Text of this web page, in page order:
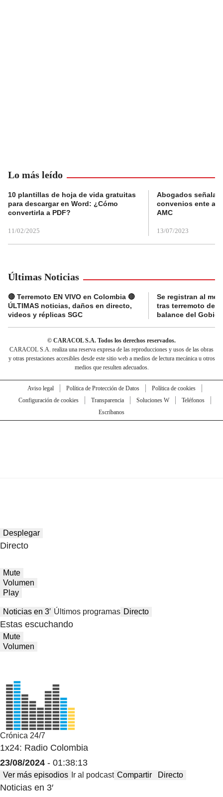
Lo más leído
10 plantillas de hoja de vida gratuitas
para descargar en Word: ¿Cómo
convertirla a PDF?
11/02/2025
Abogados
convenios ente
AMC
13/07/2023
Últimas Noticias
🔴 Terremoto EN VIVO en Colombia 🔴
ÚLTIMAS noticias, daños en directo,
videos y réplicas SGC
Se registran al
tras terremoto de
balance del
© CARACOL S.A. Todos los derechos reservados.
CARACOL S.A. realiza una reserva expresa de las reproducciones y usos de las obras
y otras prestaciones accesibles desde este sitio web a medios de lectura mecánica u otros
medios que resulten adecuados.
Aviso legal Política de Protección de Datos
Política de cookies
Configuración de cookies
Transparencia Soluciones W
Teléfonos
Escríbanos
Desplegar
Directo
Mute
Volumen
Play
Noticias en 3′ Últimos programas Directo
Estas escuchando
Mute
Volumen
Crónica 24/7
1x24: Radio Colombia
23/08/2024 - 01:38:13
Ver más episodios Ir al podcast Compartir Directo
Noticias en 3′